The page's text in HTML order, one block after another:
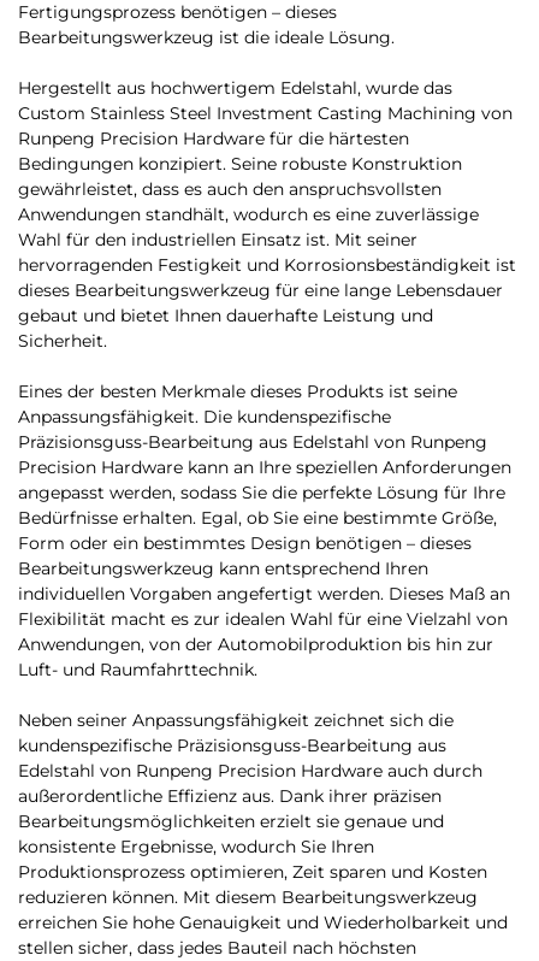
Fertigungsprozess benötigen – dieses
Bearbeitungswerkzeug ist die ideale Lösung.
Hergestellt aus hochwertigem Edelstahl, wurde das
Custom Stainless Steel Investment Casting Machining von
Runpeng Precision Hardware für die härtesten
Bedingungen konzipiert. Seine robuste Konstruktion
gewährleistet, dass es auch den anspruchsvollsten
Anwendungen standhält, wodurch es eine zuverlässige
Wahl für den industriellen Einsatz ist. Mit seiner
hervorragenden Festigkeit und Korrosionsbeständigkeit ist
dieses Bearbeitungswerkzeug für eine lange Lebensdauer
gebaut und bietet Ihnen dauerhafte Leistung und
Sicherheit.
Eines der besten Merkmale dieses Produkts ist seine
Anpassungsfähigkeit. Die kundenspezifische
Präzisionsguss-Bearbeitung aus Edelstahl von Runpeng
Precision Hardware kann an Ihre speziellen Anforderungen
angepasst werden, sodass Sie die perfekte Lösung für Ihre
Bedürfnisse erhalten. Egal, ob Sie eine bestimmte Größe,
Form oder ein bestimmtes Design benötigen – dieses
Bearbeitungswerkzeug kann entsprechend Ihren
individuellen Vorgaben angefertigt werden. Dieses Maß an
Flexibilität macht es zur idealen Wahl für eine Vielzahl von
Anwendungen, von der Automobilproduktion bis hin zur
Luft- und Raumfahrttechnik.
Neben seiner Anpassungsfähigkeit zeichnet sich die
kundenspezifische Präzisionsguss-Bearbeitung aus
Edelstahl von Runpeng Precision Hardware auch durch
außerordentliche Effizienz aus. Dank ihrer präzisen
Bearbeitungsmöglichkeiten erzielt sie genaue und
konsistente Ergebnisse, wodurch Sie Ihren
Produktionsprozess optimieren, Zeit sparen und Kosten
reduzieren können. Mit diesem Bearbeitungswerkzeug
erreichen Sie hohe Genauigkeit und Wiederholbarkeit und
stellen sicher, dass jedes Bauteil nach höchsten